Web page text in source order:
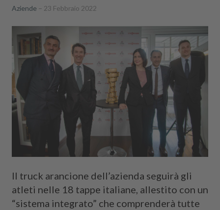
Aziende 23 Febbraio 2022
Il truck arancione dell’azienda seguirà gli
atleti nelle 18 tappe italiane, allestito con un
“sistema integrato” che comprenderà tutte